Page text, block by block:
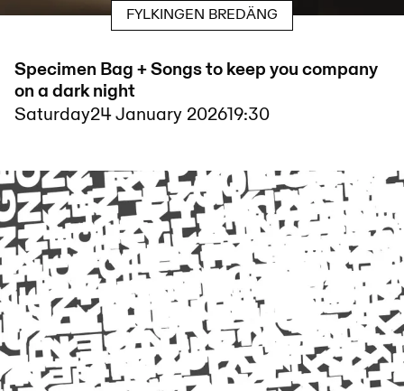
FYLKINGEN BREDÄNG
Specimen Bag + Songs to keep you company
on a dark night
Saturday24 January 202619:30